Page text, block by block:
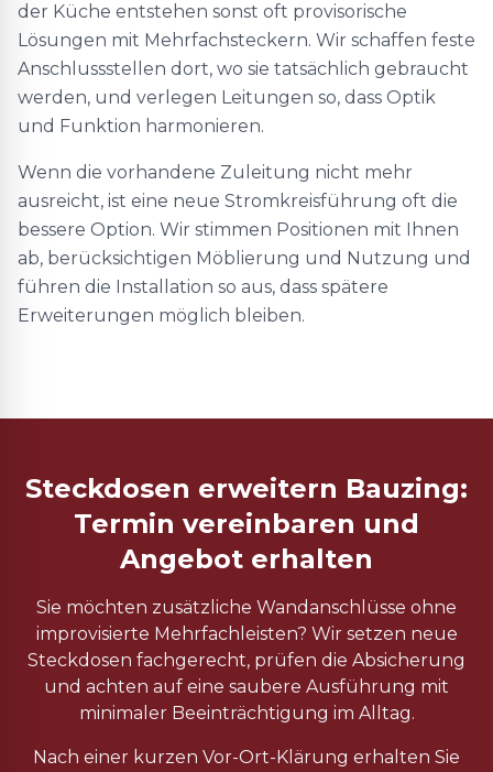
der Küche entstehen sonst oft provisorische
Lösungen mit Mehrfachsteckern. Wir schaffen feste
Anschlussstellen dort, wo sie tatsächlich gebraucht
werden, und verlegen Leitungen so, dass Optik
und Funktion harmonieren.
Wenn die vorhandene Zuleitung nicht mehr
ausreicht, ist eine neue Stromkreisführung oft die
bessere Option. Wir stimmen Positionen mit Ihnen
ab, berücksichtigen Möblierung und Nutzung und
führen die Installation so aus, dass spätere
Erweiterungen möglich bleiben.
Steckdosen erweitern Bauzing:
Termin vereinbaren und
Angebot erhalten
Sie möchten zusätzliche Wandanschlüsse ohne
improvisierte Mehrfachleisten? Wir setzen neue
Steckdosen fachgerecht, prüfen die Absicherung
und achten auf eine saubere Ausführung mit
minimaler Beeinträchtigung im Alltag.
Nach einer kurzen Vor-Ort-Klärung erhalten Sie